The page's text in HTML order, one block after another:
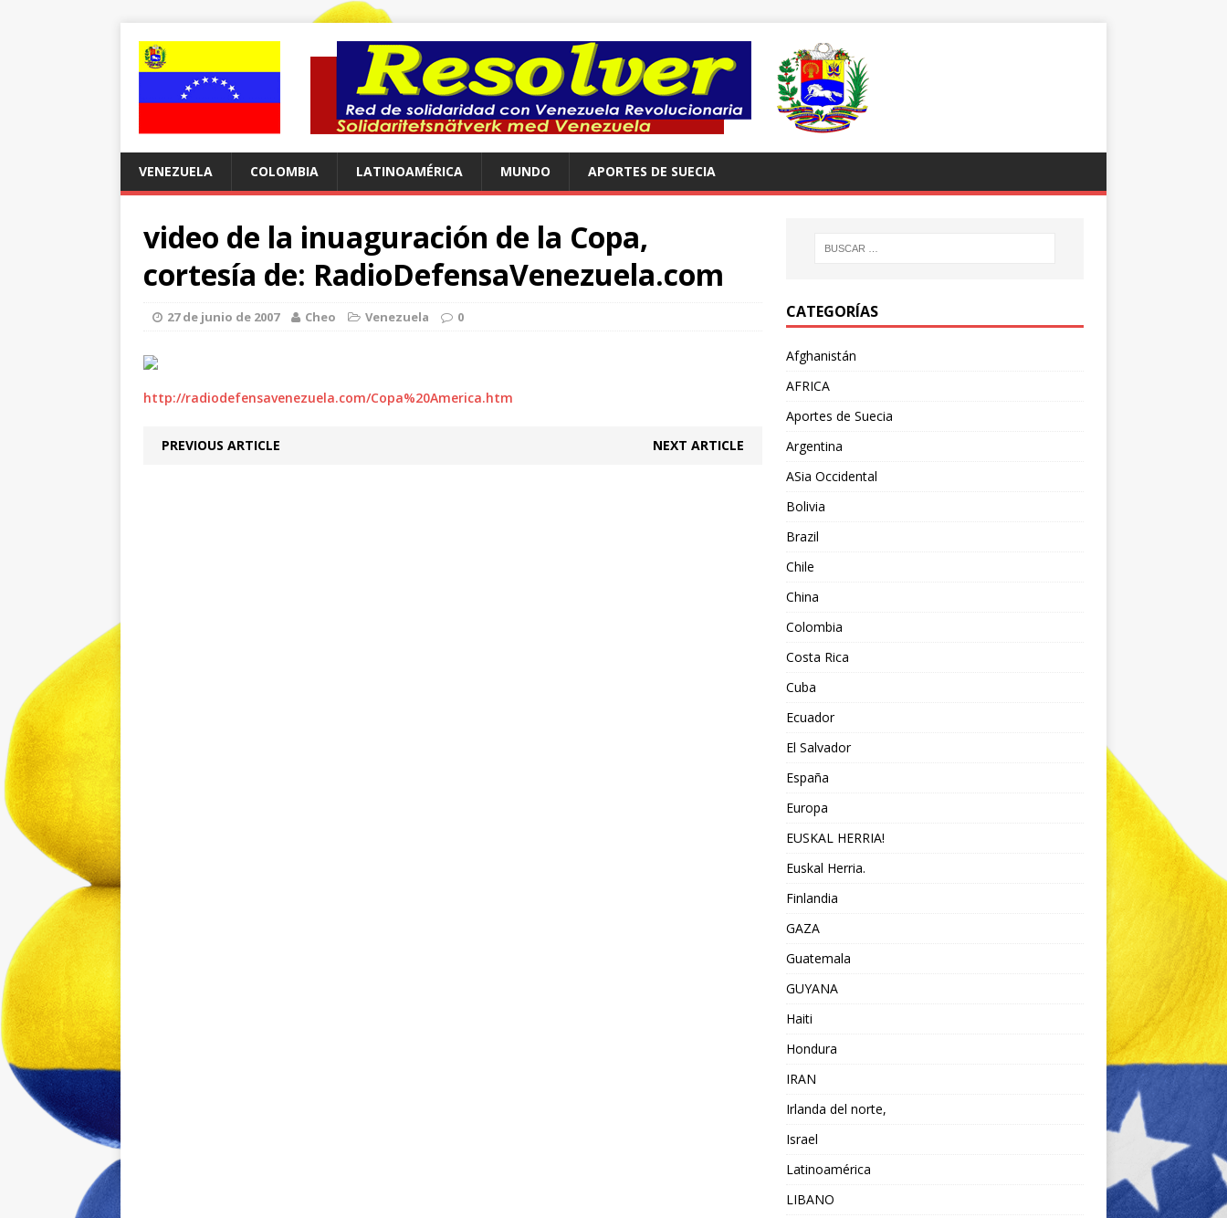
VENEZUELA COLOMBIA LATINOAMÉRICA MUNDO APORTES DE SUECIA
video de la inuaguración de la Copa,
cortesía de: RadioDefensaVenezuela.com
27 de junio de 2007 Cheo Venezuela 0
http://radiodefensavenezuela.com/Copa%20America.htm
PREVIOUS ARTICLE NEXT ARTICLE
CATEGORÍAS
Afghanistán
AFRICA
Aportes de Suecia
Argentina
ASia Occidental
Bolivia
Brazil
Chile
China
Colombia
Costa Rica
Cuba
Ecuador
El Salvador
España
Europa
EUSKAL HERRIA!
Euskal Herria.
Finlandia
GAZA
Guatemala
GUYANA
Haiti
Hondura
IRAN
Irlanda del norte,
Israel
Latinoamérica
LIBANO